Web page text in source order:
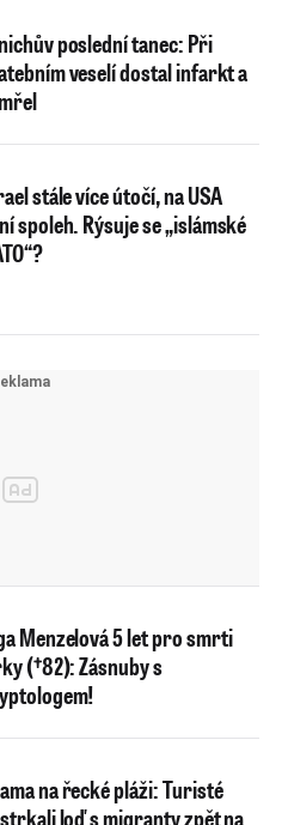
poslední tanec: Při
veselí dostal infarkt a
stále více útočí, na USA
spoleh. Rýsuje se „islámské
Menzelová 5 let pro smrti
(†82): Zásnuby s
na řecké pláži: Turisté
loď s migranty zpět na